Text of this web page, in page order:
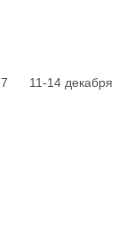
7 11-14 декабря